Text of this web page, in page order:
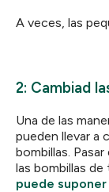
A veces, las
2: Cambiad
Una de las
pueden llevar a
bombillas.
las bombillas de
puede